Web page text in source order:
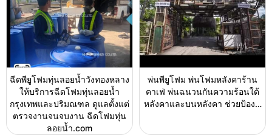
ฉีดพียูโฟมทุ่นลอยน้ำวังทองหลาง
ให้บริการฉีดโฟมทุ่นลอยน้ำ
กรุงเทพและปริมณฑล ดูแลตั้งแต่
ตรวจงานจนจบงาน ฉีดโฟมทุ่น
ลอยน้ำ.com
พ่นพียูโฟม พ่นโฟมหลังคาร้าน
คาเฟ่ พ่นฉนวนกันความร้อนใต้
หลังคาและบนหลังคา ช่วยป้อง…